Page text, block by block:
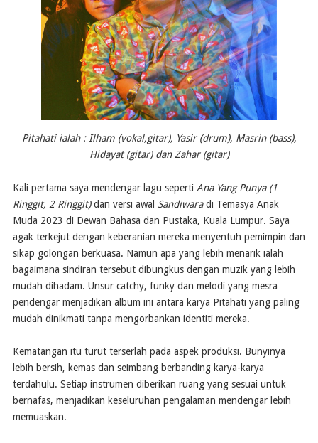
Pitahati ialah : Ilham (vokal,gitar), Yasir (drum), Masrin (bass),
Hidayat (gitar) dan Zahar (gitar)
Kali pertama saya mendengar lagu seperti Ana Yang Punya (1
Ringgit, 2 Ringgit)dan versi awal Sandiwaradi Temasya Anak
Muda 2023 di Dewan Bahasa dan Pustaka, Kuala Lumpur. Saya
agak terkejut dengan keberanian mereka menyentuh pemimpin dan
sikap golongan berkuasa. Namun apa yang lebih menarik ialah
bagaimana sindiran tersebut dibungkus dengan muzik yang lebih
mudah dihadam. Unsur catchy, funky dan melodi yang mesra
pendengar menjadikan album ini antara karya Pitahati yang paling
mudah dinikmati tanpa mengorbankan identiti mereka.
Kematangan itu turut terserlah pada aspek produksi. Bunyinya
lebih bersih, kemas dan seimbang berbanding karya-karya
terdahulu. Setiap instrumen diberikan ruang yang sesuai untuk
bernafas, menjadikan keseluruhan pengalaman mendengar lebih
memuaskan.